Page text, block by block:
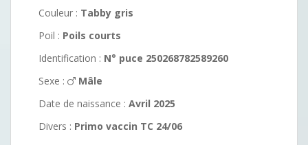
Couleur : Tabby gris
Poil : Poils courts
Identification : N° puce 250268782589260
Sexe :
Mâle
Date de naissance : Avril 2025
Divers : Primo vaccin TC 24/06